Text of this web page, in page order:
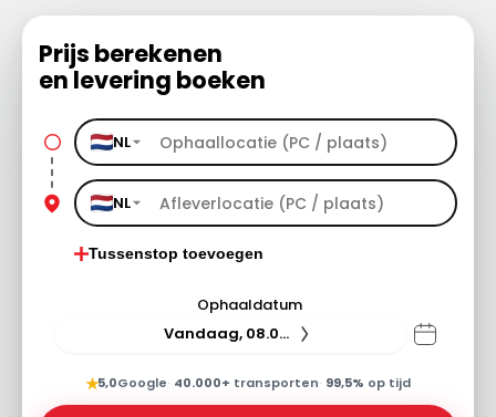
Prijs berekenen
en levering boeken
NL
NL
Tussenstop toevoegen
Ophaaldatum
Vandaag, 08.08.26
★5,0Google· 40.000+ transporten· 99,5% op tijd